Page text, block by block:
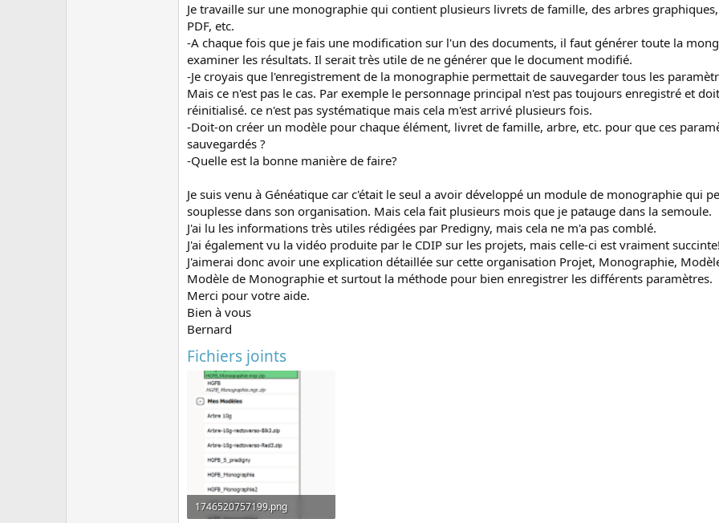
Je travaille sur une monographie qui contient plusieurs livrets de famille, des arbres
PDF, etc.
-A chaque fois que je fais une modification sur l'un des documents, il faut générer toute la
examiner les résultats. Il serait très utile de ne générer que le document modifié.
-Je croyais que l'enregistrement de la monographie permettait de sauvegarder tous les
Mais ce n'est pas le cas. Par exemple le personnage principal n'est pas toujours enregistré et
réinitialisé. ce n'est pas systématique mais cela m'est arrivé plusieurs fois.
-Doit-on créer un modèle pour chaque élément, livret de famille, arbre, etc. pour que ces
sauvegardés ?
-Quelle est la bonne manière de faire?
Je suis venu à Généatique car c'était le seul a avoir développé un module de monographie qui
souplesse dans son organisation. Mais cela fait plusieurs mois que je patauge dans la semoule.
J'ai lu les informations très utiles rédigées par Predigny, mais cela ne m'a pas comblé.
J'ai également vu la vidéo produite par le CDIP sur les projets, mais celle-ci est vraiment succinte!
J'aimerai donc avoir une explication détaillée sur cette organisation Projet, Monographie,
Modèle de Monographie et surtout la méthode pour bien enregistrer les différents paramètres.
Merci pour votre aide.
Bien à vous
Bernard
Fichiers joints
1746520757199.png